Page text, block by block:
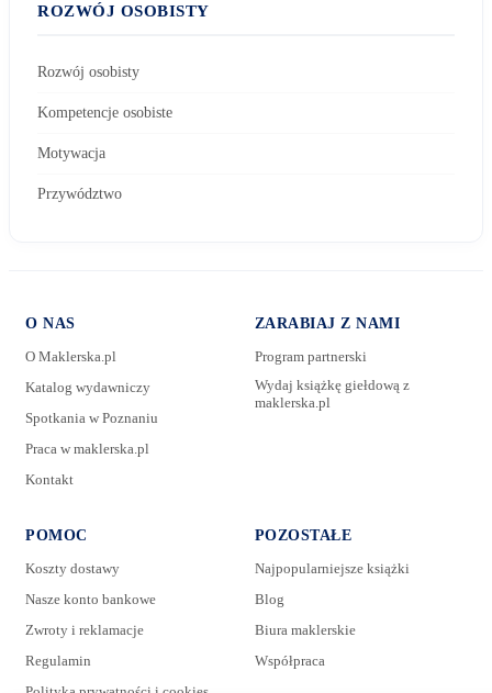
ROZWÓJ OSOBISTY
Rozwój osobisty
Kompetencje osobiste
Motywacja
Przywództwo
O NAS
O Maklerska.pl
Katalog wydawniczy
Spotkania w Poznaniu
Praca w maklerska.pl
Kontakt
ZARABIAJ Z NAMI
Program partnerski
Wydaj książkę giełdową z
maklerska.pl
POMOC
Koszty dostawy
Nasze konto bankowe
Zwroty i reklamacje
Regulamin
POZOSTAŁE
Najpopularniejsze książki
Blog
Biura maklerskie
Współpraca
E-mail: